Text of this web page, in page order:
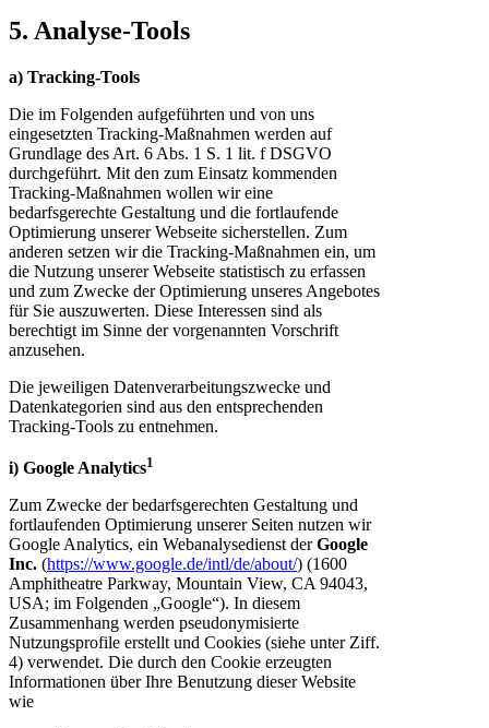
5. Analyse-Tools
a) Tracking-Tools
Die im Folgenden aufgeführten und von uns
eingesetzten Tracking-Maßnahmen werden auf
Grundlage des Art. 6 Abs. 1 S. 1 lit. f DSGVO
durchgeführt. Mit den zum Einsatz kommenden
Tracking-Maßnahmen wollen wir eine
bedarfsgerechte Gestaltung und die fortlaufende
Optimierung unserer Webseite sicherstellen. Zum
anderen setzen wir die Tracking-Maßnahmen ein, um
die Nutzung unserer Webseite statistisch zu erfassen
und zum Zwecke der Optimierung unseres Angebotes
für Sie auszuwerten. Diese Interessen sind als
berechtigt im Sinne der vorgenannten Vorschrift
anzusehen.
Die jeweiligen Datenverarbeitungszwecke und
Datenkategorien sind aus den entsprechenden
Tracking-Tools zu entnehmen.
i) Google Analytics1
Zum Zwecke der bedarfsgerechten Gestaltung und
fortlaufenden Optimierung unserer Seiten nutzen wir
Google Analytics, ein Webanalysedienst derGoogle
Inc. (https://www.google.de/intl/de/about/) (1600
Amphitheatre Parkway, Mountain View, CA 94043,
USA; im Folgenden „Google“). In diesem
Zusammenhang werden pseudonymisierte
Nutzungsprofile erstellt und Cookies (siehe unter Ziff.
4) verwendet. Die durch den Cookie erzeugten
Informationen über Ihre Benutzung dieser Website
wie